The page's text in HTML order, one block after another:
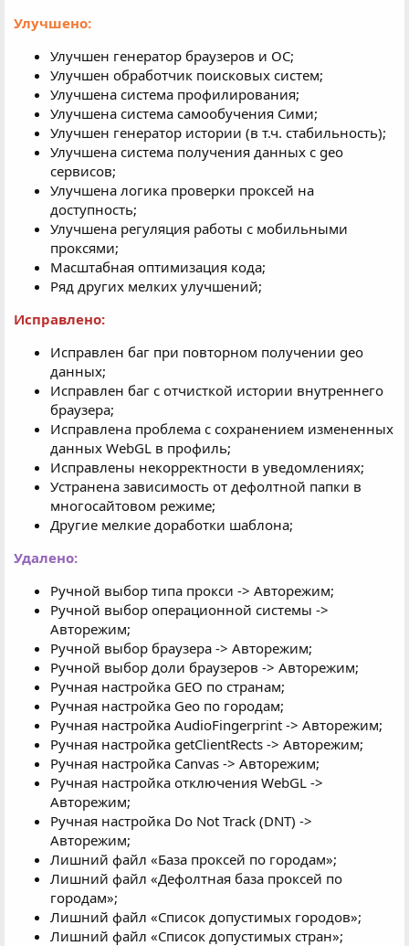
Улучшено:
Улучшен генератор браузеров и ОС;
Улучшен обработчик поисковых систем;
Улучшена система профилирования;
Улучшена система самообучения Сими;
Улучшен генератор истории (в т.ч. стабильность);
Улучшена система получения данных с geo
сервисов;
Улучшена логика проверки проксей на
доступность;
Улучшена регуляция работы с мобильными
проксями;
Масштабная оптимизация кода;
Ряд других мелких улучшений;
Исправлено:
Исправлен баг при повторном получении geo
данных;
Исправлен баг с отчисткой истории внутреннего
браузера;
Исправлена проблема с сохранением измененных
данных WebGL в профиль;
Исправлены некорректности в уведомлениях;
Устранена зависимость от дефолтной папки в
многосайтовом режиме;
Другие мелкие доработки шаблона;
Удалено:
Ручной выбор типа прокси -> Авторежим;
Ручной выбор операционной системы ->
Авторежим;
Ручной выбор браузера -> Авторежим;
Ручной выбор доли браузеров -> Авторежим;
Ручная настройка GEO по странам;
Ручная настройка Geo по городам;
Ручная настройка AudioFingerprint -> Авторежим;
Ручная настройка getClientRects -> Авторежим;
Ручная настройка Canvas -> Авторежим;
Ручная настройка отключения WebGL ->
Авторежим;
Ручная настройка Do Not Track (DNT) ->
Авторежим;
Лишний файл «База проксей по городам»;
Лишний файл «Дефолтная база проксей по
городам»;
Лишний файл «Список допустимых городов»;
Лишний файл «Список допустимых стран»;